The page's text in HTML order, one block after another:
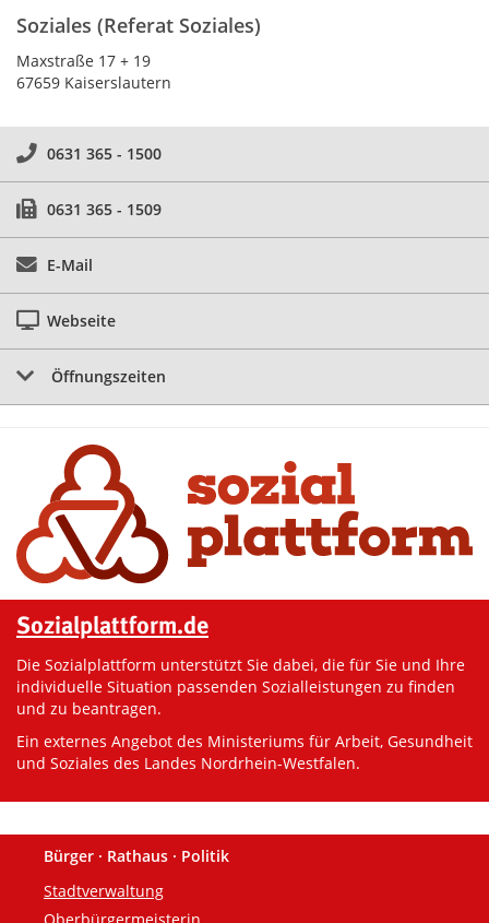
Soziales (Referat Soziales)
Maxstraße 17 + 19
67659 Kaiserslautern
0631 365 - 1500
0631 365 - 1509
E-Mail
Webseite
Öffnungszeiten
Sozialplattform.de
Die Sozialplattform unterstützt Sie dabei, die für Sie und Ihre
individuelle Situation passenden Sozialleistungen zu finden
und zu beantragen.
Ein externes Angebot des Ministeriums für Arbeit, Gesundheit
und Soziales des Landes Nordrhein-Westfalen.
Fußzeile
Bürger · Rathaus · Politik
Stadtverwaltung